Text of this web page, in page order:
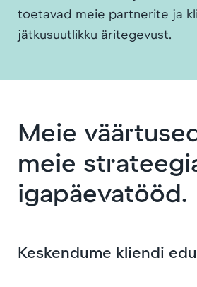
toetavad meie partnerite ja
jätkusuutlikku äritegevust.
Meie
meie
igapäevatööd.
Keskendume kliendi